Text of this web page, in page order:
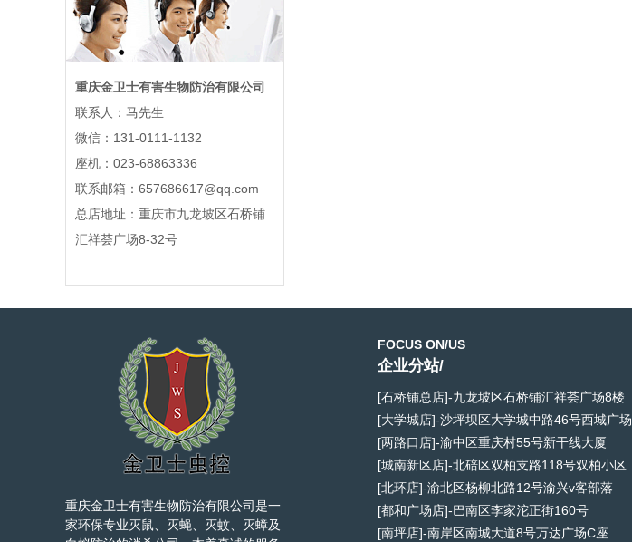
重庆金卫士有害生物防治有限公司
联系人：马先生
微信：131-0111-1132
座机：023-68863336
联系邮箱：657686617@qq.com
总店地址：重庆市九龙坡区石桥铺
汇祥荟广场8-32号
重庆金卫士有害生物防治有限公司是一
家环保专业灭鼠、灭蝇、灭蚊、灭蟑及
FOCUS ON/US
企业分站/
[石桥铺总店]-九龙坡区石桥铺汇祥荟广场8楼
[大学城店]-沙坪坝区大学城中路46号西城广场
[两路口店]-渝中区重庆村55号新干线大厦
[城南新区店]-北碚区双柏支路118号双柏小区
[北环店]-渝北区杨柳北路12号渝兴v客部落
[都和广场店]-巴南区李家沱正街160号
[南坪店]-南岸区南城大道8号万达广场C座